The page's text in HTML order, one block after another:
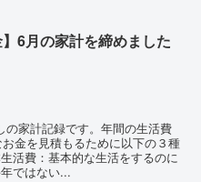
】6月の家計を締めました
の家計記録です。年間の生活費
金を見積もるために以下の３種
活費：基本的な生活をするのに
ではない...